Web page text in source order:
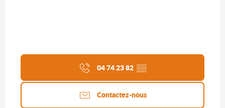
04 74 23 82 ▒▒
Contactez-nous